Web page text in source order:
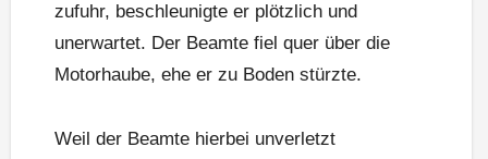
zufuhr, beschleunigte er plötzlich und
unerwartet. Der Beamte fiel quer über die
Motorhaube, ehe er zu Boden stürzte.
Weil der Beamte hierbei unverletzt